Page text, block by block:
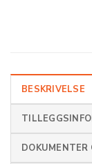
BESKRIVELSE
DOKUMENTER